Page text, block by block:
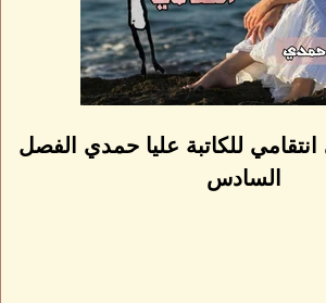
انتقامي للكاتبة عليا حمدي الفصل
السادس